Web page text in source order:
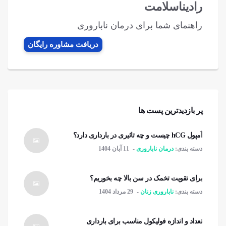
رادیناسلامت
راهنمای شما برای درمان ناباروری
دریافت مشاوره رایگان
پر بازدیدترین پست ها
آمپول hCG چیست و چه تاثیری در بارداری دارد؟
دسته بندی: درمان ناباروری 11 آبان 1404
برای تقویت تخمک در سن بالا چه بخوریم؟
دسته بندی: ناباروری زنان 29 مرداد 1404
تعداد و اندازه فولیکول مناسب برای بارداری